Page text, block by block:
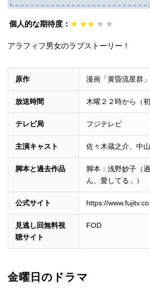
個人的な期待度： ★ ★★ ★ ★
アラフィフ男女のラブストーリー！
原作 漫画「黄昏流星群
放送時間 木曜２２時から（
テレビ局 フジテレビ
主演キャスト 佐々木蔵之介、中
脚本と過去作品
脚本：浅野妙子（
ん、愛してる」）
公式サイト https://
見逃し回無料視
聴サイト
FOD
金曜日のドラマ